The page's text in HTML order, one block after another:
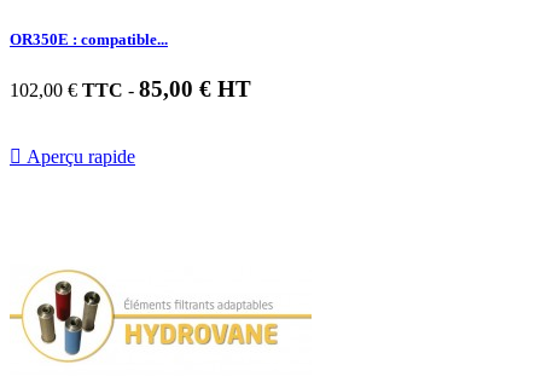
OR350E : compatible...
102,00 € TTC - 85,00 € HT
 Aperçu rapide